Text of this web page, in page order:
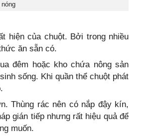
hiện của chuột. Bởi trong nhiều
ăn sẵn có.
đêm hoặc kho chứa nông sản
sống. Khi quần thể chuột phát
Thùng rác nên có nắp đậy kín,
gián tiếp nhưng rất hiệu quả để
muốn.